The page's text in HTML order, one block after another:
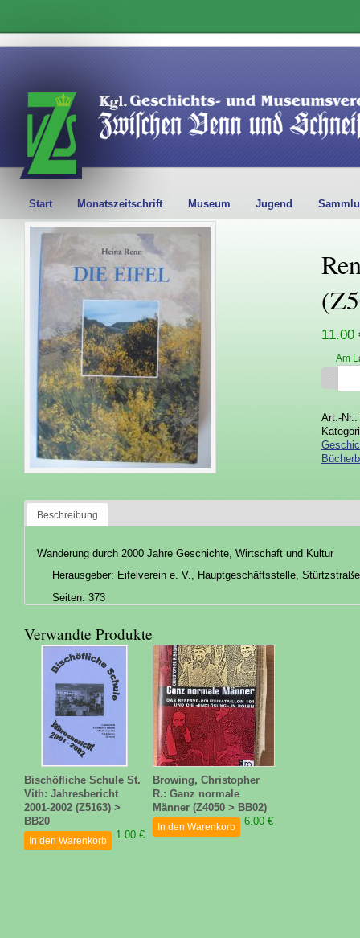
Start Monatszeitschrift Museum Jugend
11.00
Am
Art.-Nr.:
Beschreibung
Wanderung durch 2000 Jahre Geschichte, Wirtschaft und Kultur
Herausgeber: Eifelverein e. V., Hauptgeschäftsstelle,
Seiten: 373
Verwandte Produkte
Bischöfliche Schule St.
Vith: Jahresbericht
2001-2002 (Z5163) >
BB20
1.00 €
In den Warenkorb
Browing, Christopher
R.: Ganz normale
Männer (Z4050 > BB02)
6.00 €
In den Warenkorb